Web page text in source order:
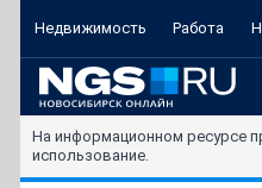
Недвижимость Работа
На информационном ресурсе
использование.